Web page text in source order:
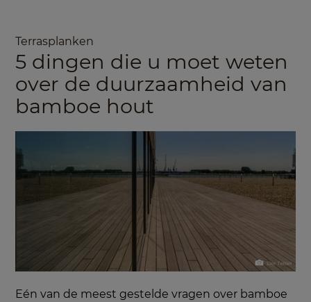
Terrasplanken
5 dingen die u moet weten
over de duurzaamheid van
bamboe hout
Eén van de meest gestelde vragen over bamboe